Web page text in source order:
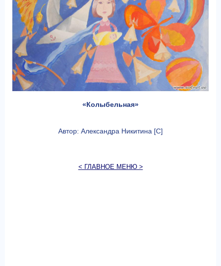
«Колыбельная»
Автор: Александра Никитина [C]
< ГЛАВНОЕ МЕНЮ >